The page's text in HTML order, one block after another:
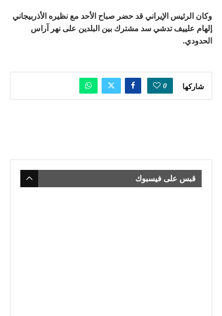
وكان الرئيس الإيراني قد حضر صباح الأحد مع نظيره الأذربيجاني
إلهام علييف تدشي سد مشترك بين البلدين على نهر آراس
الحدودي.
شاركها 0
قبس على فيسبوك